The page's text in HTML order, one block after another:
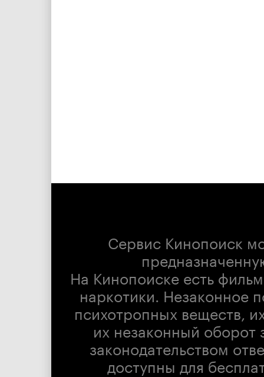
Сервис Кинопоиск
На Кинопоиске есть
наркотики. Незаконное
психотропных веществ,
их незаконный оборот
законодательством
доступны для